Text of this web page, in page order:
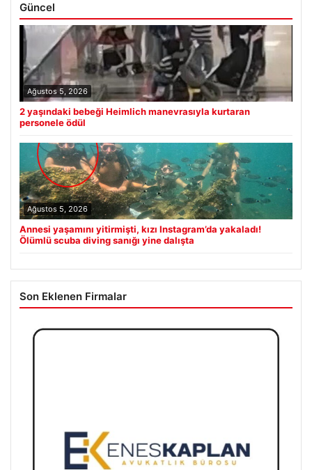
Güncel
Ağustos 5, 2026
2 yaşındaki bebeği Heimlich manevrasıyla kurtaran
personele ödül
Ağustos 5, 2026
Annesi yaşamını yitirmişti, kızı Instagram’da yakaladı!
Ölümlü scuba diving sanığı yine dalışta
Son Eklenen Firmalar